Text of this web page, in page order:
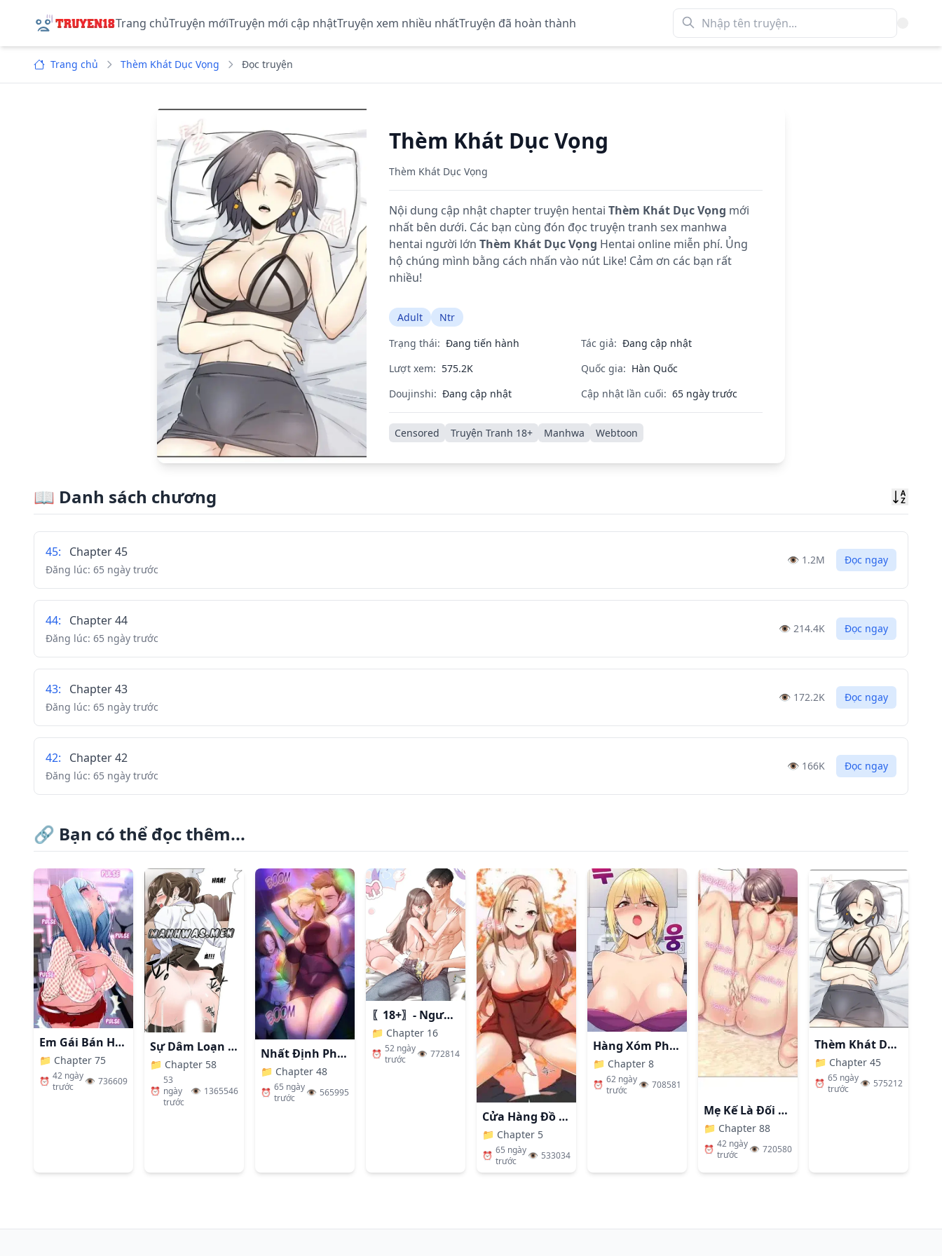
Trang chủTruyện mớiTruyện mới cập nhậtTruyện xem nhiều nhấtTruyện đã hoàn thành
Trang chủ Thèm Khát Dục Vọng Đọc truyện
Thèm Khát Dục Vọng
Thèm Khát Dục Vọng
Nội dung cập nhật chapter truyện hentai Thèm Khát Dục Vọng mới
nhất bên dưới. Các bạn cùng đón đọc truyện tranh sex manhwa
hentai người lớn Thèm Khát Dục Vọng Hentai online miễn phí. Ủng
hộ chúng mình bằng cách nhấn vào nút Like! Cảm ơn các bạn rất
nhiều!
Adult
Ntr
Trạng thái: Đang tiến hành Tác giả: Đang cập nhật
Lượt xem: 575.2K Quốc gia: Hàn Quốc
Doujinshi: Đang cập nhật Cập nhật lần cuối: 65 ngày trước
Censored Truyện Tranh 18+ Manhwa Webtoon
📖 Danh sách chương
Sort
45: Chapter 45
Đăng lúc: 65 ngày trước
👁️ 1.2M Đọc ngay
44: Chapter 44
Đăng lúc: 65 ngày trước
👁️ 214.4K Đọc ngay
43: Chapter 43
Đăng lúc: 65 ngày trước
👁️ 172.2K Đọc ngay
42: Chapter 42
Đăng lúc: 65 ngày trước
👁️ 166K Đọc ngay
41 : Chapter 41
Đăng lúc: 65 ngày trước
40 : Chapter 40
Đăng lúc:65 ngày trước
👁️196.5K Đọc ngay
39: Chapter 39
Đăng lúc:65 ngày trước
👁️ 120.7K Đọc ngay
38: Chapter 38
Đăng lúc:65 ngày trước
👁️ 75.4K Đọc ngay
👁️
36: Chapter 36
👁️ 142.1K Đọc ngay
🔗 Bạn có thể đọc thêm...
Em Gái Bán Hàng Sextoy
📁 Chapter 75
⏰ 42 ngày
trước
👁️ 736609
Sự Dâm Loạn Ở Bệnh Viện
📁 Chapter 58
⏰
53
ngày
trước
👁️ 1365546
Nhất Định Phải Là Chị Ấy
📁 Chapter 48
⏰ 65 ngày
trước
👁️ 565995
〖18+〗- Người Bạn Thanh Mai Trúc Mã Tính Theo Giá Thị Trường
📁 Chapter 16
⏰ 52 ngày
trước
👁️ 772814
Cửa Hàng Đồ Chơi Người Lớn Ở Thế Giới Lạ
📁 Chapter 5
⏰ 65 ngày
trước
👁️ 533034
Hàng Xóm Phiền Phức
📁 Chapter 8
⏰ 62 ngày
trước
👁️ 708581
Mẹ Kế Là Đối Tượng Làm Tình Của Tôi
📁 Chapter 88
⏰ 42 ngày
trước
👁️ 720580
Thèm Khát Dục Vọng
📁 Chapter 45
⏰ 65 ngày
trước
👁️ 575212